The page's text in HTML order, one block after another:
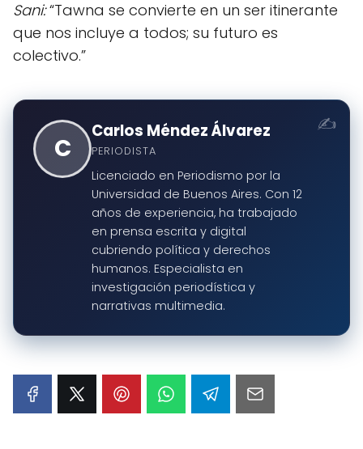
Sani:“Tawna se convierte en un ser itinerante
que nos incluye a todos; su futuro es
colectivo.”
C
Carlos Méndez Álvarez
PERIODISTA
Licenciado en Periodismo por la
Universidad de Buenos Aires. Con 12
años de experiencia, ha trabajado
en prensa escrita y digital
cubriendo política y derechos
humanos. Especialista en
investigación periodística y
narrativas multimedia.